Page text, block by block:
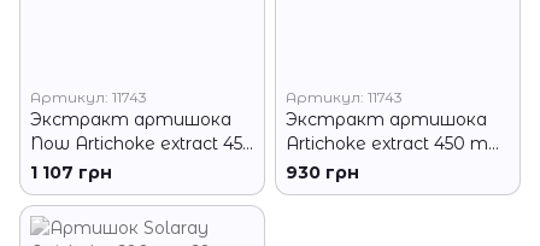
Артикул: 11743
Экстракт артишока
Now Artichoke extract 450
мг 90 капс
1 107 грн
Артикул: 11743
Экстракт артишока
Artichoke extract 450 mg
90 вег капсул
930 грн